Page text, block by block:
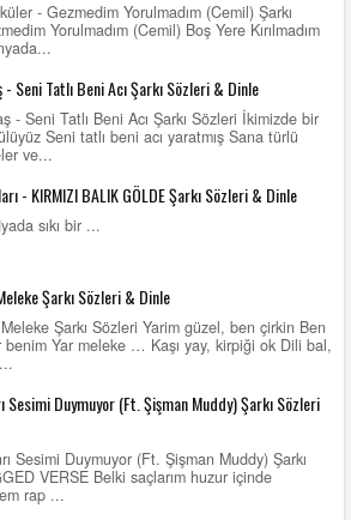
- Gezmedim Yorulmadım (Cemil) Şarkı
Yorulmadım (Cemil) Boş Yere Kırılmadım
Seni Tatlı Beni Acı Şarkı Sözleri & Dinle
- Seni Tatlı Beni Acı Şarkı Sözleri İkimizde bir
Seni tatlı beni acı yaratmış Sana türlü
ve...
- KIRMIZI BALIK GÖLDE Şarkı Sözleri & Dinle
sıkı bir ...
Şarkı Sözleri & Dinle
Şarkı Sözleri Yarim güzel, ben çirkin Ben
benim Yar meleke … Kaşı yay, kirpiği ok Dili bal,
Sesimi Duymuyor (Ft. Şişman Muddy) Şarkı Sözleri
Sesimi Duymuyor (Ft. Şişman Muddy) Şarkı
VERSE Belki saçlarım huzur içinde
rap ...